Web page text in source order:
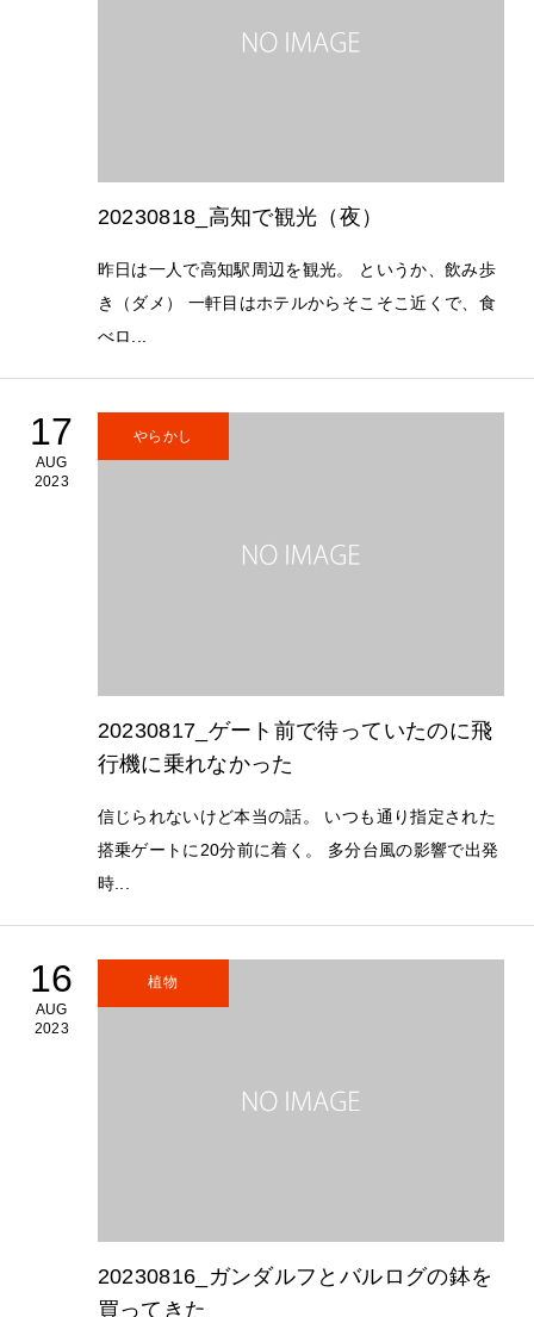
20230818_高知で観光（夜）
昨日は一人で高知駅周辺を観光。 というか、飲み歩
き（ダメ） 一軒目はホテルからそこそこ近くで、食
べロ...
17
AUG
2023
やらかし
20230817_ゲート前で待っていたのに飛
行機に乗れなかった
信じられないけど本当の話。 いつも通り指定された
搭乗ゲートに20分前に着く。 多分台風の影響で出発
時...
16
AUG
2023
植物
20230816_ガンダルフとバルログの鉢を
買ってきた